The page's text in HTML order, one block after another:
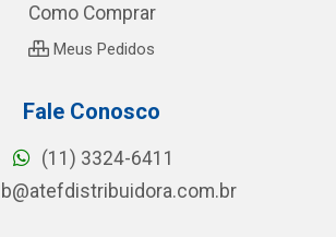
Como Comprar
Meus Pedidos
Fale Conosco
(11) 3324-6411